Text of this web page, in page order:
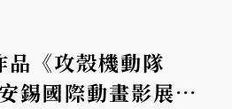
品《攻殼機動隊
錫國際動畫影展世